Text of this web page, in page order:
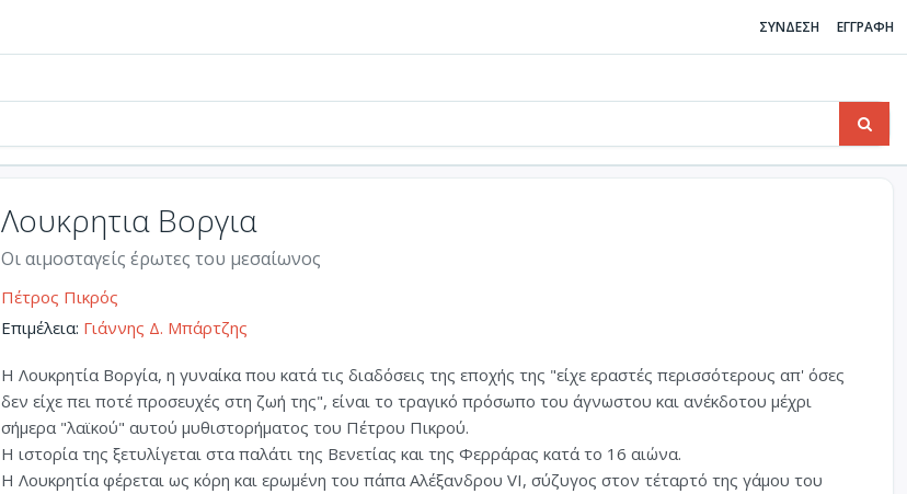
ΣΥΝΔΕΣΗ ΕΓΓΡΑΦΗ
Λουκρητια Βοργια
Οι αιμοσταγείς έρωτες του μεσαίωνος
Πέτρος Πικρός
Επιμέλεια: Γιάννης Δ. Μπάρτζης
Η Λουκρητία Βοργία, η γυναίκα που κατά τις διαδόσεις της εποχής της "είχε εραστές περισσότερους απ' όσες
δεν είχε πει ποτέ προσευχές στη ζωή της", είναι το τραγικό πρόσωπο του άγνωστου και ανέκδοτου μέχρι
σήμερα "λαϊκού" αυτού μυθιστορήματος του Πέτρου Πικρού.
Η ιστορία της ξετυλίγεται στα παλάτι της Βενετίας και της Φερράρας κατά το 16 αιώνα.
Η Λουκρητία φέρεται ως κόρη και ερωμένη του πάπα Αλέξανδρου VI, σύζυγος στον τέταρτό της γάμου του